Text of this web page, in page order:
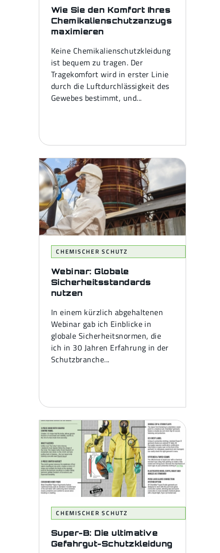
Wie Sie den Komfort Ihres
Chemikalienschutzanzugs
maximieren
Keine Chemikalienschutzkleidung
ist bequem zu tragen. Der
Tragekomfort wird in erster Linie
durch die Luftdurchlässigkeit des
Gewebes bestimmt, und...
CHEMISCHER SCHUTZ
Webinar: Globale
Sicherheitsstandards
nutzen
In einem kürzlich abgehaltenen
Webinar gab ich Einblicke in
globale Sicherheitsnormen, die
ich in 30 Jahren Erfahrung in der
Schutzbranche...
CHEMISCHER SCHUTZ
Super-B: Die ultimative
Gefahrgut-Schutzkleidung